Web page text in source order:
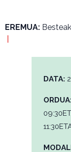
EREMUA: Besteak
DATA:
ORDUA: